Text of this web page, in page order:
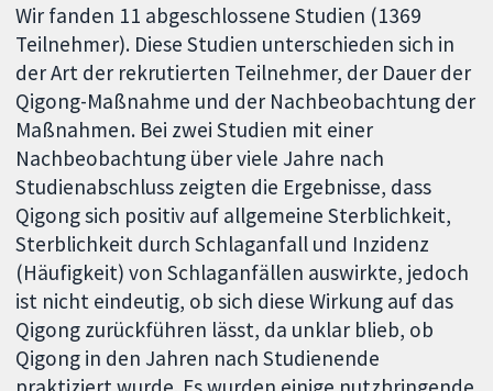
Wir fanden 11 abgeschlossene Studien (1369
Teilnehmer). Diese Studien unterschieden sich in
der Art der rekrutierten Teilnehmer, der Dauer der
Qigong-Maßnahme und der Nachbeobachtung der
Maßnahmen. Bei zwei Studien mit einer
Nachbeobachtung über viele Jahre nach
Studienabschluss zeigten die Ergebnisse, dass
Qigong sich positiv auf allgemeine Sterblichkeit,
Sterblichkeit durch Schlaganfall und Inzidenz
(Häufigkeit) von Schlaganfällen auswirkte, jedoch
ist nicht eindeutig, ob sich diese Wirkung auf das
Qigong zurückführen lässt, da unklar blieb, ob
Qigong in den Jahren nach Studienende